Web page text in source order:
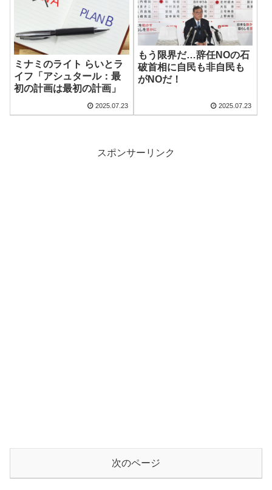
ミナミのライト らいとラ
イフ「アシュタール：最
初の計画は最初の計画」
2025.07.23
もう限界だ…辞任NOの石
破首相に自民も非自民も
がNOだ！
2025.07.23
スポンサーリンク
次のページ